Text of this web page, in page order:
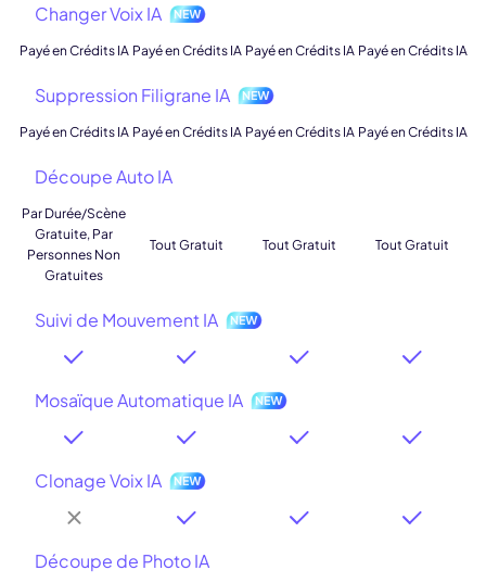
Changer Voix IA
Payé en Crédits IA Payé en Crédits IA Payé en Crédits IA Payé en Crédits IA
Suppression Filigrane IA
Payé en Crédits IA Payé en Crédits IA Payé en Crédits IA Payé en Crédits IA
Découpe Auto IA
Par Durée/Scène
Gratuite, Par
Personnes Non
Gratuites
Tout Gratuit Tout Gratuit Tout Gratuit
Suivi de Mouvement IA
Mosaïque Automatique IA
Clonage Voix IA
Découpe de Photo IA